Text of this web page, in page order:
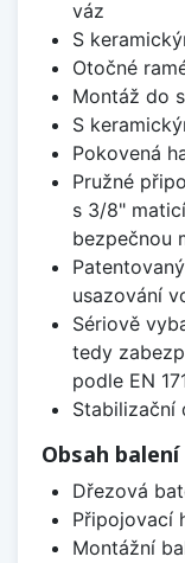
váz
S
Otočné
Montáž do
S
Pokovená
Pružné
s 3/8"
bezpečnou
usazování
Sériově
tedy
podle EN
Stabilizační
Obsah balení
Dřezová
Připojovací
Montážní